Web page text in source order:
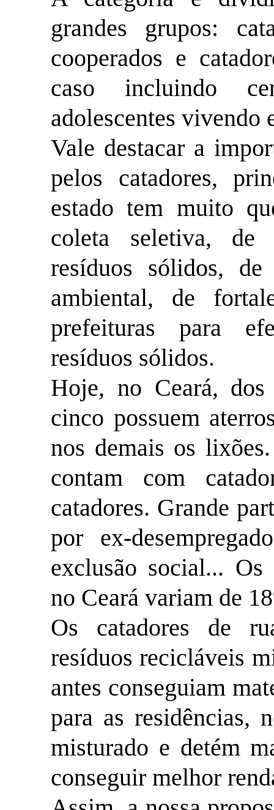
grandes grupos:
cooperados e
caso incluindo
adolescentes vivendo
Vale destacar a
pelos catadores,
estado tem muito
coleta seletiva, de
resíduos sólidos, de
ambiental, de
prefeituras para
resíduos sólidos.
Hoje, no Ceará,
cinco possuem
nos demais os
contam com
catadores. Grande
por ex-
exclusão social... Os
no Ceará variam de
Os catadores de
resíduos recicláveis
antes conseguiam
para as residências,
misturado e detém
conseguir melhor